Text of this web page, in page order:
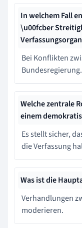
In welchem Fall
\u00fcber
Bei Konflikten
Bundesregierung.
Welche zentrale
einem
Es stellt sicher,
die Verfassung
Was ist die
Verhandlungen
moderieren.